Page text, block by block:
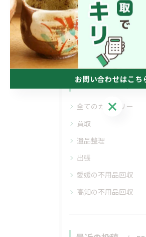
< 前のページ 一覧に戻る
カテゴリー
全てのカテゴリー
買取
遺品整理
出張
愛媛の不用品回収
高知の不用品回収
お問い合わせはこちら
お問い合わせはこち